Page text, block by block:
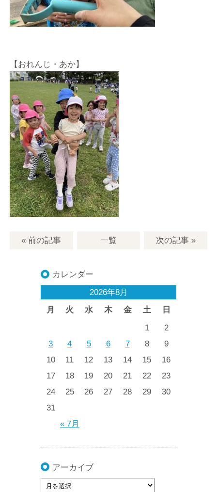
【おれんじ・あか】
« 前の記事 一覧 次の記事»
カレンダー
2026年8月
月
火 水 木 金 土 日
« 7月
1
2
3
4 5 6 7 8
9
10
11 12 13 14 15
16
17
18 19 20 21 22
23
24
25 26 27 28 29
30
31
アーカイブ